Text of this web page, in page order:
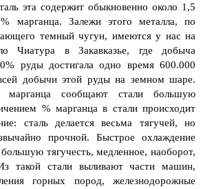
эта содержит обыкновенно около 1,5
марганца. Залежи этого металла, по
темный чугун, имеются у нас на
Чиатура в Закавказье, где добыча
руды достигала одно время 600.000
добычи этой руды на земном шаре.
марганца сообщают стали большую
% марганца в стали происходит
сталь делается весьма тягучей, но
прочной. Быстрое охлаждение
тягучесть, медленное, наоборот,
такой стали выливают части машин,
горных пород, железнодорожные